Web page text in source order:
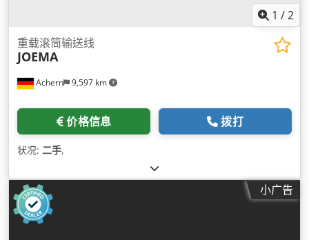
1 /2
Achern 9,597 km
重载滚筒输送线
JOEMA
价格信息 拨打
状况: 二手,
小广告